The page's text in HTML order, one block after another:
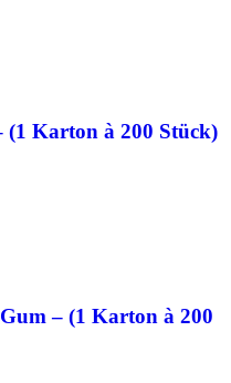
Karton à 200 Stück)
– (1 Karton à 200